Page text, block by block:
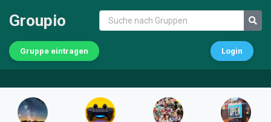
Groupio
Gruppe eintragen Login